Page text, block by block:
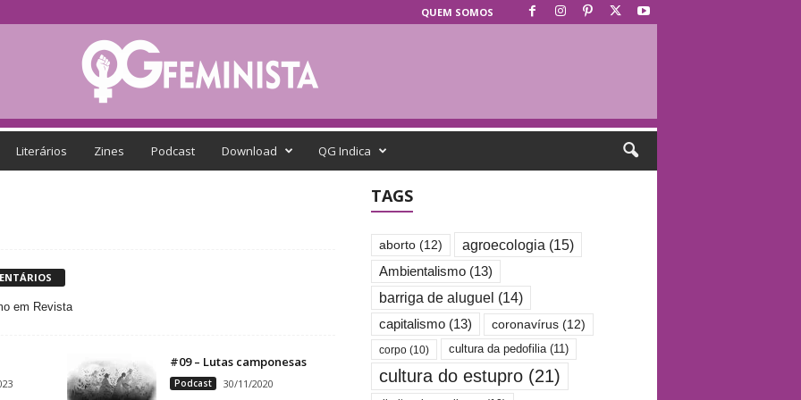
QUEM SOMOS
Literários Zines Podcast Download QG Indica
em Revista
#09 – Lutas camponesas
Podcast 30/11/2020
TAGS
aborto(12) agroecologia (15)
Ambientalismo(13)
barriga de aluguel (14)
capitalismo(13) coronavírus(12)
corpo(10) cultura da pedofilia(11)
cultura do estupro(21)